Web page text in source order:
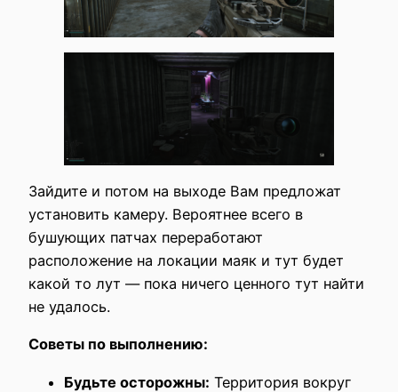
Зайдите и потом на выходе Вам предложат
установить камеру. Вероятнее всего в
бушующих патчах переработают
расположение на локации маяк и тут будет
какой то лут — пока ничего ценного тут найти
не удалось.
Советы по выполнению:
Будьте осторожны: Территория вокруг